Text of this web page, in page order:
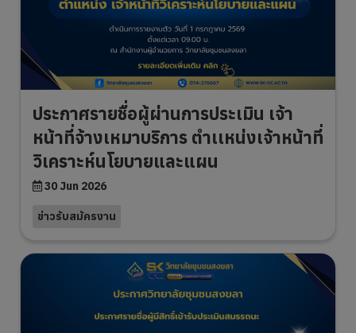
ประกาศรายชื่อผู้ผ่านการประเมิน เจ้า
หน้าที่จ้างเหมาบริการ ตำเเหน่งเจ้าหน้าที่
วิเคราะห์นโยบายและแผน
30 Jun 2026
ข่าวรับสมัครงาน